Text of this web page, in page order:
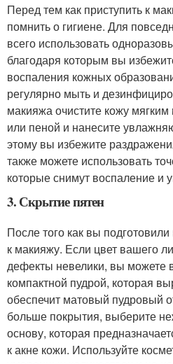
Перед тем как приступить к
помнить о гигиене. Для
всего использовать
благодаря которым вы
воспаления кожных
регулярно мыть и
макияжа очистите кожу
или пеной и нанесите
этому вы избежите
также можете использовать
которые снимут воспаление и
3. Скрытие пятен
После того как вы
к макияжу. Если цвет вашего
дефекты невелики, вы можете
компактной пудрой, которая
обеспечит матовый пудровый
больше покрытия, выберите
основу, которая
к акне кожи. Используйте